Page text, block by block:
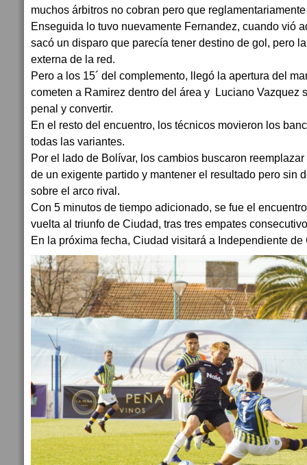
muchos árbitros no cobran pero que
Enseguida lo tuvo nuevamente Fernandez, cuando vió
sacó un disparo que parecía tener destino de gol, pero
externa de la red.
Pero a los 15´ del complemento, llegó la apertura del
cometen a Ramirez dentro del área y Luciano Vazquez
penal y convertir.
En el resto del encuentro, los técnicos movieron los
todas las variantes.
Por el lado de Bolívar, los cambios buscaron
de un exigente partido y mantener el resultado pero sin
sobre el arco rival.
Con 5 minutos de tiempo adicionado, se fue el
vuelta al triunfo de Ciudad, tras tres empates
En la próxima fecha, Ciudad visitará a Independiente de